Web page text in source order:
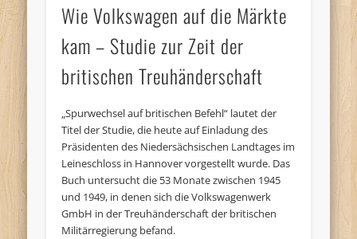
Wie Volkswagen auf die Märkte
kam – Studie zur Zeit der
britischen Treuhänderschaft
„Spurwechsel auf britischen Befehl“ lautet der
Titel der Studie, die heute auf Einladung des
Präsidenten des Niedersächsischen Landtages im
Leineschloss in Hannover vorgestellt wurde. Das
Buch untersucht die 53 Monate zwischen 1945
und 1949, in denen sich die Volkswagenwerk
GmbH in der Treuhänderschaft der britischen
Militärregierung befand.